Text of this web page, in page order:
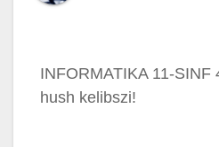
INFORMATIKA 11-SINF
hush kelibszi!